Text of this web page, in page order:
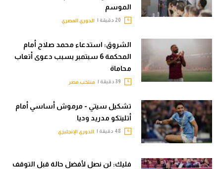
الموسم
الدوري المصري
الشروق: استدعاء محمد صلاح أمام
المحكمة 6 سبتمبر بسبب دعوى أتعاب
محاماة
منتخب مصر
تشكيل سيتي - مرموش أساسي أمام
أتليتكو مدريد وديا
الدوري الإنجليزي
فليك: لن نصل لأفضل حالة قبل التوقف